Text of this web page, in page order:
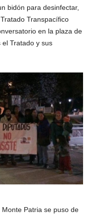
bidón para desinfectar,
Transpacífico
en la plaza de
Tratado y sus
Patria se puso de